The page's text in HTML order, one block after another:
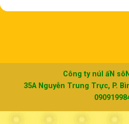
Công ty núI ấN
35A Nguyễn Trung Trực, P.